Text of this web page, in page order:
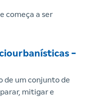
começa a ser
-
de um conjunto de
mitigar e